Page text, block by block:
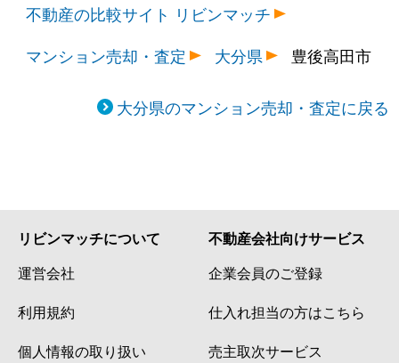
不動産の比較サイト リビンマッチ
マンション売却・査定
大分県 豊後高田市
大分県のマンション売却・査定に戻る
リビンマッチについて
運営会社
利用規約
個人情報の取り扱い
不動産会社向けサービス
企業会員のご登録
仕入れ担当の方はこちら
売主取次サービス